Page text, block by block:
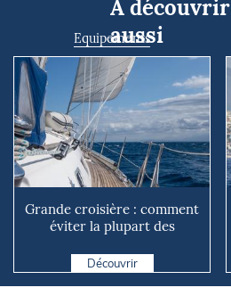
À découvrir
aussi
Equipements
Grande croisière : comment
éviter la plupart des
Découvrir